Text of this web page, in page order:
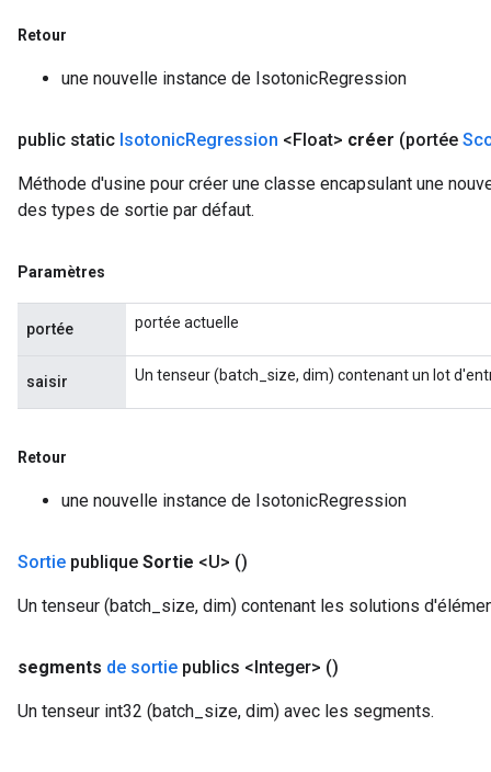
Retour
une nouvelle instance de IsotonicRegression
public static IsotonicRegression <Float> créer (portée
Méthode d'usine pour créer une classe encapsulant une
des types de sortie par défaut.
Paramètres
portée portée actuelle
saisir Un tenseur (batch_size, dim) contenant un lot
Retour
une nouvelle instance de IsotonicRegression
Sortie publique Sortie <U> ()
Un tenseur (batch_size, dim) contenant les solutions
segments de sortie publics <Integer> ()
Un tenseur int32 (batch_size, dim) avec les segments.